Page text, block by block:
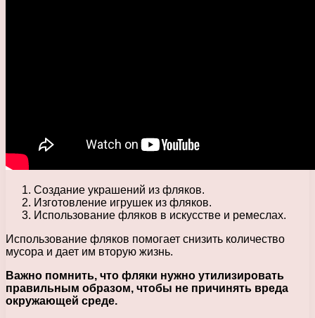
Создание украшений из фляков.
Изготовление игрушек из фляков.
Использование фляков в искусстве и ремеслах.
Использование фляков помогает снизить количество
мусора и дает им вторую жизнь.
Важно помнить, что фляки нужно утилизировать
правильным образом, чтобы не причинять вреда
окружающей среде.